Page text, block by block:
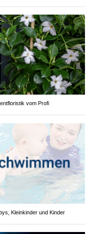
vom Profi
Kleinkinder und Kinder